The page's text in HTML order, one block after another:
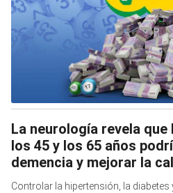
La neurología revela
los 45 y los 65 años
demencia y mejorar la
Controlar la hipertensión, la